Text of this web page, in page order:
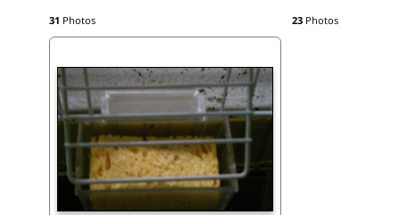
31 Photos 23 Photos